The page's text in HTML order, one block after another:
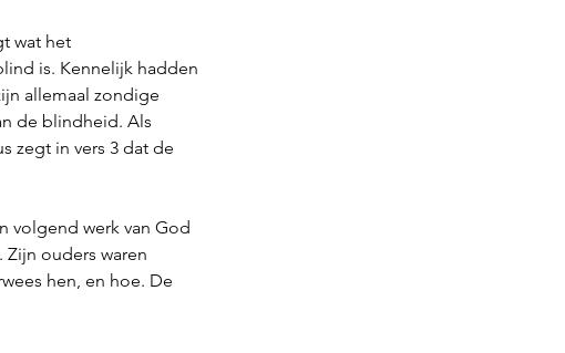
wat het
is. Kennelijk hadden
allemaal zondige
de blindheid. Als
zegt in vers 3 dat de
volgend werk van God
ouders waren
hen, en hoe. De